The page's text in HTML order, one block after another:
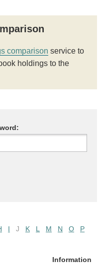
comparison service to
holdings to the
I J K L M N O
P
Information